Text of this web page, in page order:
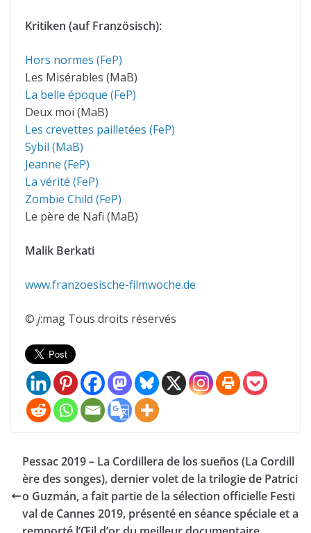
Kritiken (auf Französisch):
Hors normes (FeP)
Les Misérables (MaB)
La belle époque (FeP)
Deux moi (MaB)
Les crevettes pailletées (FeP)
Sybil (MaB)
Jeanne (FeP)
La vérité (FeP)
Zombie Child (FeP)
Le père de Nafi (MaB)
Malik Berkati
www.franzoesische-filmwoche.de
© j:mag Tous droits réservés
Pessac 2019 – La Cordillera de los sueños (La Cordill
ère des songes), dernier volet de la trilogie de Patrici
o Guzmán, a fait partie de la sélection officielle Festi
val de Cannes 2019, présenté en séance spéciale et a